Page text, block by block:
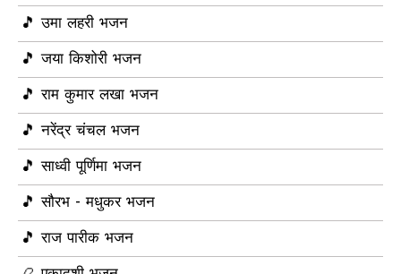
🎵 उमा लहरी भजन
🎵 जया किशोरी भजन
🎵 राम कुमार लखा भजन
🎵 नरेंद्र चंचल भजन
🎵 साध्वी पूर्णिमा भजन
🎵 सौरभ - मधुकर भजन
🎵 राज पारीक भजन